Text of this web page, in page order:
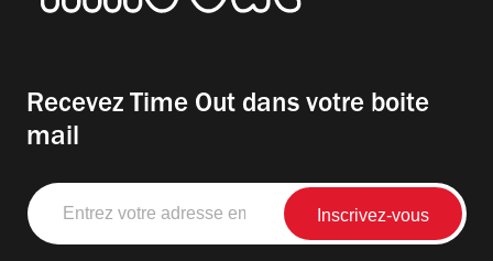
Recevez Time Out dans votre boite
mail
Entrez
votre
adresse